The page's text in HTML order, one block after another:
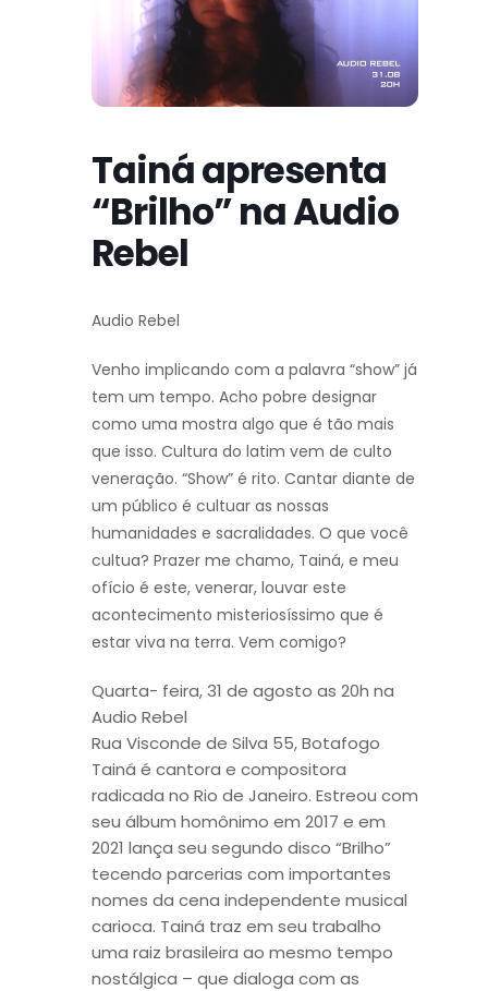
Tainá apresenta
“Brilho” na Audio
Rebel
Audio Rebel
Venho implicando com a palavra “show” já
tem um tempo. Acho pobre designar
como uma mostra algo que é tão mais
que isso. Cultura do latim vem de culto
veneração. “Show” é rito. Cantar diante de
um público é cultuar as nossas
humanidades e sacralidades. O que você
cultua? Prazer me chamo, Tainá, e meu
ofício é este, venerar, louvar este
acontecimento misteriosíssimo que é
estar viva na terra. Vem comigo?
Quarta- feira, 31 de agosto as 20h na
Audio Rebel
Rua Visconde de Silva 55, Botafogo
Tainá é cantora e compositora
radicada no Rio de Janeiro. Estreou com
seu álbum homônimo em 2017 e em
2021 lança seu segundo disco “Brilho”
tecendo parcerias com importantes
nomes da cena independente musical
carioca. Tainá traz em seu trabalho
uma raiz brasileira ao mesmo tempo
nostálgica – que dialoga com as